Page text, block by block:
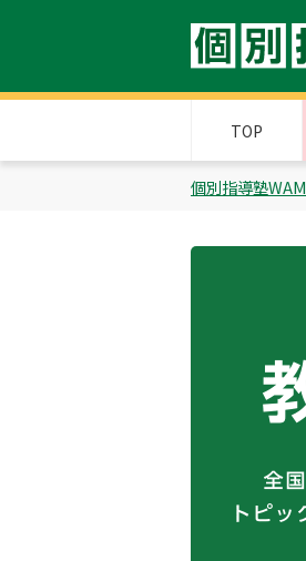
TOP
個別指導塾WAM